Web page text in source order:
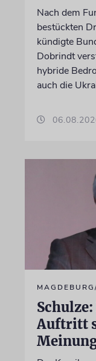
Nach dem
bestückten
kündigte
Dobrindt
hybride
auch die
Auftritt